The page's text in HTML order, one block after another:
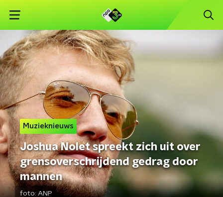
Muzieknieuws
Joshua Nolet spreekt zich uit over
grensoverschrijdend gedrag door
mannen
foto: ANP